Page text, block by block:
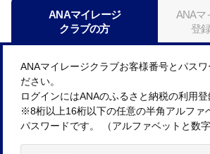
ANAマイレージ
クラブの方
ANAマ
登
ANAマイレージクラブお客様番号とパスワ
ださい。
ログインにはANAのふるさと納税の利用登
※8桁以上16桁以下の任意の半角アルファ
パスワードです。 （アルファベットと数字